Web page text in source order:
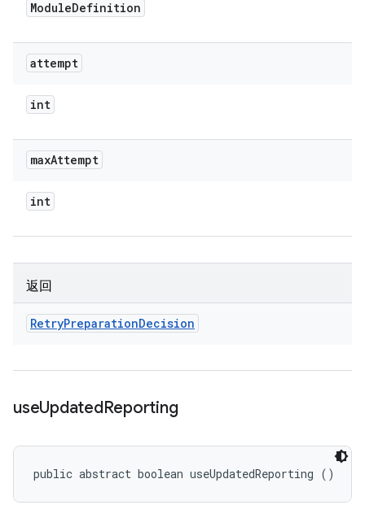
ModuleDefinition
attempt
int
maxAttempt
int
返回
RetryPreparationDecision
useUpdatedReporting
public abstract boolean useUpdatedReporting ()